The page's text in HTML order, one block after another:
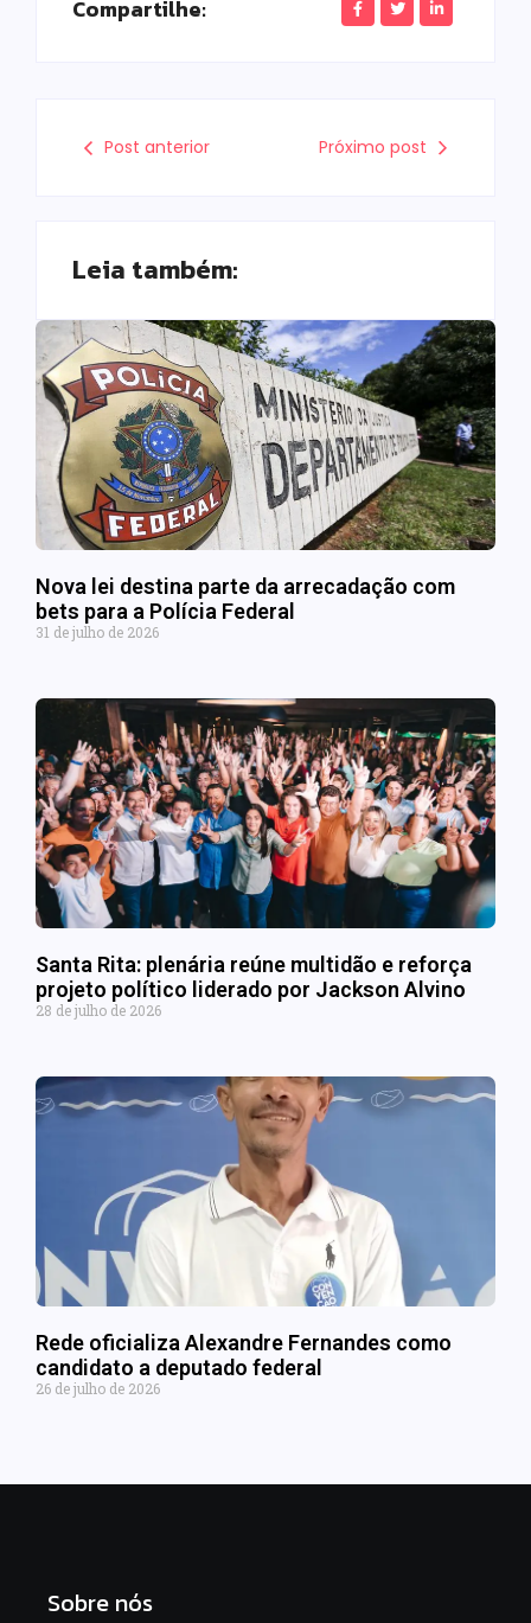
Compartilhe:
Post anterior Próximo post
Leia também:
Nova lei destina parte da arrecadação com
bets para a Polícia Federal
31 de julho de 2026
Santa Rita: plenária reúne multidão e reforça
projeto político liderado por Jackson Alvino
28 de julho de 2026
Rede oficializa Alexandre Fernandes como
candidato a deputado federal
26 de julho de 2026
Sobre nós